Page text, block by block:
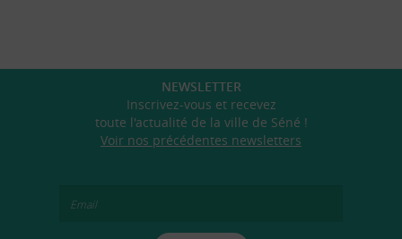
NEWSLETTER
Inscrivez-vous et recevez
toute l'actualité de la ville de Séné !
Voir nos précédentes newsletters